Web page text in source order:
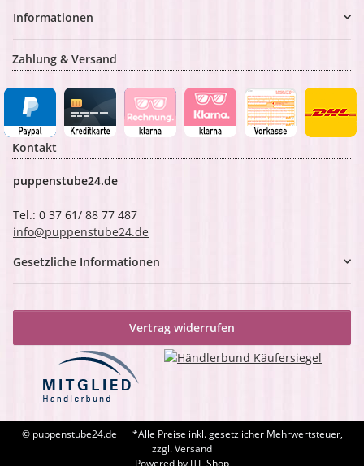
Informationen
Zahlung & Versand
Kontakt
puppenstube24.de
Tel.: 0 37 61/ 88 77 487
info@puppenstube24.de
Gesetzliche Informationen
Vertrag widerrufen
© puppenstube24.de
*Alle Preise inkl. gesetzlicher Mehrwertsteuer,
zzgl. Versand
Powered by JTL-Shop